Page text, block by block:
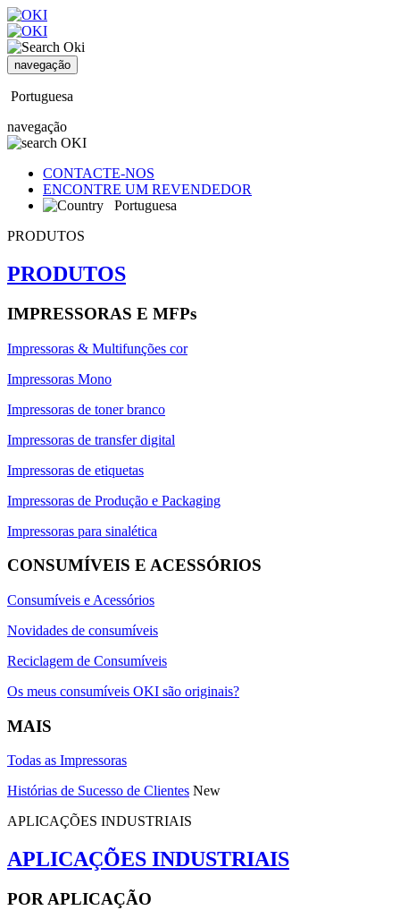
navegação
Portuguesa
navegação
CONTACTE-NOS
ENCONTRE UM REVENDEDOR
Portuguesa
PRODUTOS
PRODUTOS
IMPRESSORAS E MFPs
Impressoras & Multifunções cor
Impressoras Mono
Impressoras de toner branco
Impressoras de transfer digital
Impressoras de etiquetas
Impressoras de Produção e Packaging
Impressoras para sinalética
CONSUMÍVEIS E ACESSÓRIOS
Consumíveis e Acessórios
Novidades de consumíveis
Reciclagem de Consumíveis
Os meus consumíveis OKI são originais?
MAIS
Todas as Impressoras
Histórias de Sucesso de Clientes New
APLICAÇÕES INDUSTRIAIS
APLICAÇÕES INDUSTRIAIS
POR APLICAÇÃO